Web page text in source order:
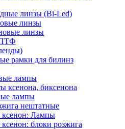
линзы (Bi-Led)
линзы
линзы
рамки для билинз
лампы
ксенона, биксенона
лампы
нештатные
Лампы
блоки розжига